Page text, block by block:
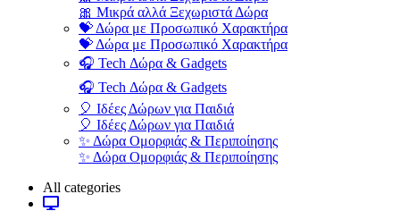
🎀 Μικρά αλλά Ξεχωριστά Δώρα
💝 Δώρα με Προσωπικό Χαρακτήρα
💝 Δώρα με Προσωπικό Χαρακτήρα
🎧 Tech Δώρα & Gadgets
🎧 Tech Δώρα & Gadgets
🎈 Ιδέες Δώρων για Παιδιά
🎈 Ιδέες Δώρων για Παιδιά
✨ Δώρα Ομορφιάς & Περιποίησης
✨ Δώρα Ομορφιάς & Περιποίησης
All categories